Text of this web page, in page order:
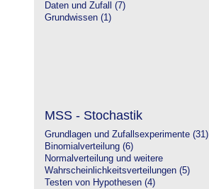
Daten und Zufall (7)
Grundwissen (1)
MSS - Stochastik
Grundlagen und Zufallsexperimente (31)
Binomialverteilung (6)
Normalverteilung und weitere
Wahrscheinlichkeitsverteilungen (5)
Testen von Hypothesen (4)